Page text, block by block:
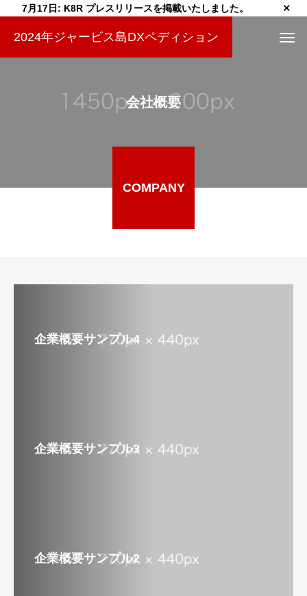
7月17日: K8R プレスリリースを掲載いたしました。
2024年ジャービス島DXペディション
会社概要
COMPANY
企業概要サンプル4
企業概要サンプル3
企業概要サンプル2